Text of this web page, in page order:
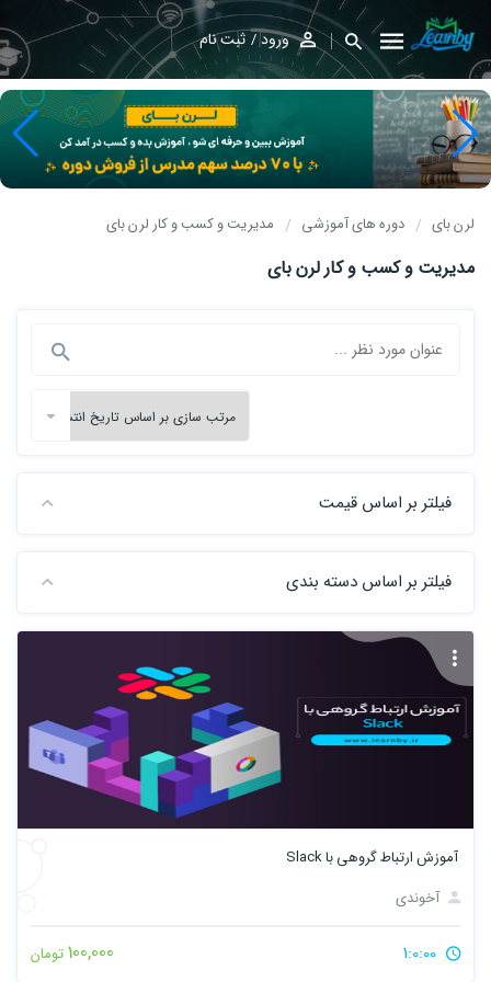
ورود ثبت نام
لرن بای دوره های آموزشی مدیریت و کسب و کار لرن بای
مدیریت و کسب و کار لرن بای
فیلتر بر اساس قیمت
فیلتر بر اساس دسته بندی
آموزش ارتباط گروهی با Slack
آخوندی
100,000تومان